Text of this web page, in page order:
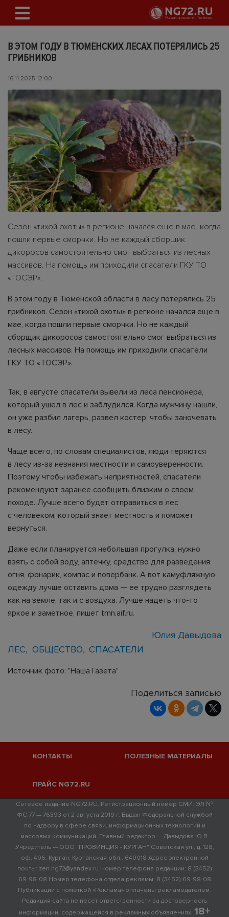
В ЭТОМ ГОДУ В ТЮМЕНСКИХ ЛЕСАХ ПОТЕРЯЛИСЬ 25
ГРИБНИКОВ
16.11.2025 12:00
Сезон «тихой охоты» в регионе начался еще в мае, когда
пошли первые сморчки. Но не каждый сборщик
дикоросов самостоятельно смог выбраться из лесных
массивов. На помощь им приходили спасатели ГКУ ТО
«ТОСЭР».
В этом году в Тюменской области в лесу потерялись 25
грибников. Сезон «тихой охоты» в регионе начался еще в
мае, когда пошли первые сморчки. Но не каждый
сборщик дикоросов самостоятельно смог выбраться из
лесных массивов. На помощь им приходили спасатели
ГКУ ТО «ТОСЭР».
Так, в августе спасатели вывели из леса пенсионера,
который ушел в лес и заблудился. Когда мужчину нашли,
он уже разбил лагерь, развел костер, чтобы заночевать
в лесу.
Чаще всего, по словам специалистов, люди теряются
в лесу из-за незнания местности и самоуверенности.
Поэтому чтобы избежать неприятностей, спасатели
рекомендуют заранее сообщить близким о своем
походе. Лучше всего будет отправиться в лес
с человеком, который знает местность и поможет
вернуться.
Даже если планируется небольшая прогулка, нужно
взять с собой воду, аптечку, средство для разведения
огня, фонарик, компас и повербанк. А вот камуфляжную
одежду лучше оставить дома — ее трудно разглядеть
как на земле, так и с воздуха. Лучше надеть что-то
яркое и заметное, пишет tmn.aif.ru.
Юлия Давыдова
ЛЕС
ОБЩЕСТВО СПАСАТЕЛИ
Источник фото: "Наша Газета"
Поделиться записью
КОНТАКТЫ ПОЛЕЗНЫЕ МАТЕРИАЛЫ
ПРАЙС NG72.RU
Сетевое издание NG72.RU. Регистрационный номер СМИ: ЭЛ №
ФС 77 — 76393 от 2 августа 2019 г. Выдан Федеральной службой
по надзору в сфере связи, информационных технологий и
массовых коммуникаций. Главный редактор — Давыдова Ю.В.
Учредитель — ООО "ПРОВИНЦИЯ - КУРГАН" Советская ул., д. 128,
оф. 406, Курган, Курганская обл., 640018 Адрес электронной
почты: zen.ng72@yandex.ru Номер телефона редакции: 8 (3452)
69-98-08 Номер телефона отдела рекламы: 8 (3452) 69-98-08
Публикации с пометкой «Реклама» оплачены рекламодателем.
Редакция сайта не несет ответственности за достоверность
информации, содержащейся в рекламных объявлениях. 18+